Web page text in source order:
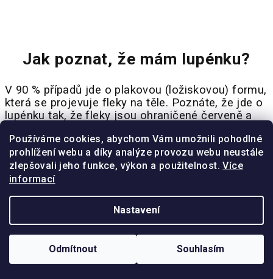
Používáme cookies, abychom Vám umožnili pohodlné
prohlížení webu a díky analýze provozu webu neustále
zlepšovali jeho funkce, výkon a použitelnost.Více
informací
Nastavení
Odmítnout Souhlasím
Jak poznat, že mám lupénku?
V 90 % případů jde o plakovou (ložiskovou) formu,
která se projevuje fleky na těle. Poznáte, že jde o
lupénku tak, že fleky jsou ohraničené červeně a
Lupénka na obličeji je ale vzácnější a obvykle se
objevuje na jiných částech těla. V 70 % případů se
lupénka na obličeji vyskytuje hlavně ve vlasové
pokožce.
Co se ale týčedětí, lupénka se objevuje spíše na
očních víčkách a kolem úst.